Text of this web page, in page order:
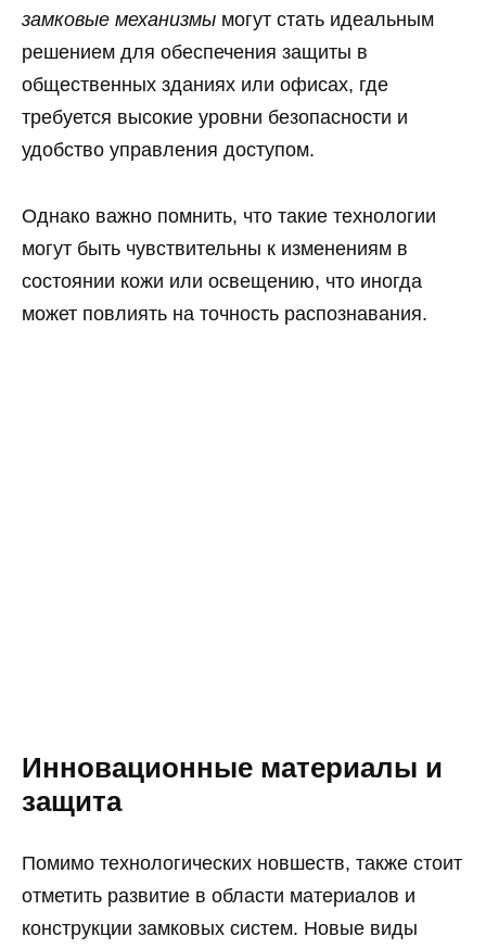
замковые механизмы могут стать идеальным
решением для обеспечения защиты в
общественных зданиях или офисах, где
требуется высокие уровни безопасности и
удобство управления доступом.
Однако важно помнить, что такие технологии
могут быть чувствительны к изменениям в
состоянии кожи или освещению, что иногда
может повлиять на точность распознавания.
Инновационные материалы и
защита
Помимо технологических новшеств, также стоит
отметить развитие в области материалов и
конструкции замковых систем. Новые виды